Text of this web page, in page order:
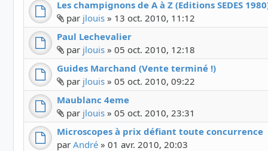
Les champignons de A à Z (Editions SEDES
Fichier(s) joint(s)
par jlouis » 13 oct. 2010, 11:12
Paul Lechevalier
Fichier(s) joint(s)
par jlouis » 05 oct. 2010, 12:18
Guides Marchand (Vente terminé !)
Fichier(s) joint(s)
par jlouis » 05 oct. 2010, 09:22
Maublanc 4eme
Fichier(s) joint(s)
par jlouis » 05 oct. 2010, 23:31
Microscopes à prix défiant toute concurrence
par André » 01 avr. 2010, 20:03